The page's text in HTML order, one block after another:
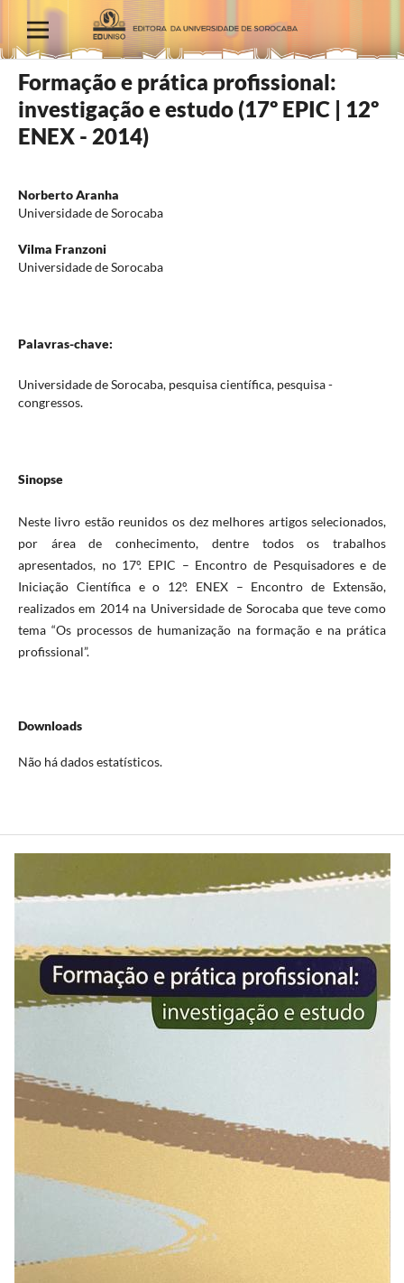
Formação e prática profissional:
investigação e estudo (17º EPIC | 12º
ENEX - 2014)
Norberto Aranha
Universidade de Sorocaba
Vilma Franzoni
Universidade de Sorocaba
Palavras-chave:
Universidade de Sorocaba, pesquisa científica, pesquisa -
congressos.
Sinopse
Neste livro estão reunidos os dez melhores artigos selecionados,
por área de conhecimento, dentre todos os trabalhos
apresentados, no 17º. EPIC – Encontro de Pesquisadores e de
Iniciação Científica e o 12º. ENEX – Encontro de Extensão,
realizados em 2014 na Universidade de Sorocaba que teve como
tema “Os processos de humanização na formação e na prática
profissional”.
Downloads
Não há dados estatísticos.